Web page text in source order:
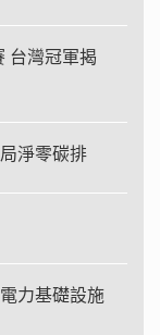
台灣冠軍揭
淨零碳排
力基礎設施